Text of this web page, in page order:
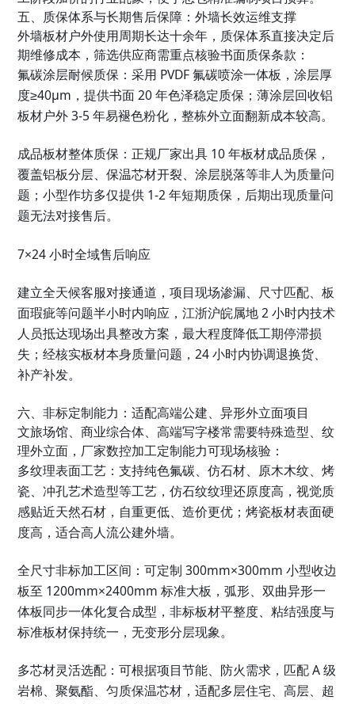
五、质保体系与长期售后保障：外墙长效运维支撑
外墙板材户外使用周期长达十余年，质保体系直接决定后
期维修成本，筛选供应商需重点核验书面质保条款：
氟碳涂层耐候质保 ：采用 PVDF 氟碳喷涂一体板，涂层厚
度≥40μm，提供书面 20 年色泽稳定质保；薄涂层回收铝
板材户外 3-5 年易褪色粉化，整栋外立面翻新成本较高。
成品板材整体质保 ：正规厂家出具 10 年板材成品质保，
覆盖铝板分层、保温芯材开裂、涂层脱落等非人为质量问
题；小型作坊多仅提供 1-2 年短期质保，后期出现质量问
题无法对接售后。
7×24 小时全域售后响应
建立全天候客服对接通道，项目现场渗漏、尺寸匹配、板
面瑕疵等问题半小时内响应，江浙沪皖属地 2 小时内技术
人员抵达现场出具整改方案，最大程度降低工期停滞损
失；经核实板材本身质量问题，24 小时内协调退换货、
补产补发。
六、非标定制能力：适配高端公建、异形外立面项目
文旅场馆、商业综合体、高端写字楼常需要特殊造型、纹
理外立面，厂家数控加工定制能力可现场核验：
多纹理表面工艺 ：支持纯色氟碳、仿石材、原木木纹、烤
瓷、冲孔艺术造型等工艺，仿石纹纹理还原度高，视觉质
感贴近天然石材，自重更低、造价更优；烤瓷板材表面硬
度高，适合高人流公建外墙。
全尺寸非标加工区间 ：可定制 300mm×300mm 小型收边
板至 1200mm×2400mm 标准大板，弧形、双曲异形一
体板同步一体化复合成型，非标板材平整度、粘结强度与
标准板材保持统一，无变形分层现象。
多芯材灵活选配 ：可根据项目节能、防火需求，匹配 A 级
岩棉、聚氨酯、匀质保温芯材，适配多层住宅、高层、超